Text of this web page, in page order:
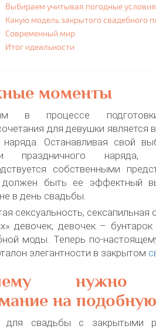
Выбираем учитывая погодные условия
Какую модель закрытого свадебного
Современный мир
Итог идеальности
моменты
в процессе
для девушки является
Останавливая свой
праздничного наряда,
собственными
должен быть ее эффектный
в день свадьбы.
сексуальность,
девочек, девочек –
моды. Теперь по-
элегантности в закрытом
нужно
на
для свадьбы с закрытыми